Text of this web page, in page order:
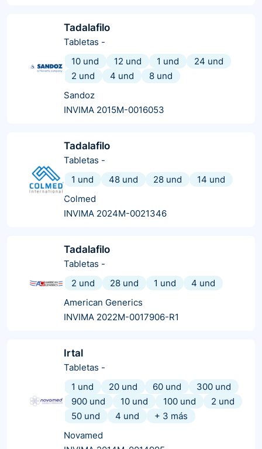
Tadalafilo
Tabletas -
10 und
12 und 1 und
24 und
2 und
4 und
8 und
Sandoz
INVIMA 2015M-0016053
Tadalafilo
Tabletas -
1 und
48 und 28 und
14 und
Colmed
INVIMA 2024M-0021346
Tadalafilo
Tabletas -
2 und
28 und 1 und
4 und
American Generics
INVIMA 2022M-0017906-R1
Irtal
Tabletas -
1 und
20 und 60 und
300 und
900 und
10 und 100 und
2 und
50 und
4 und + 3 más
Novamed